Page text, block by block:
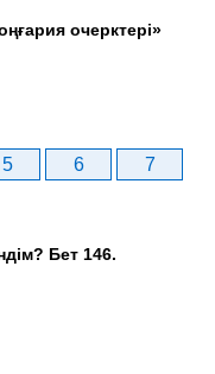
очерктері»
5 6
7
Бет 146.